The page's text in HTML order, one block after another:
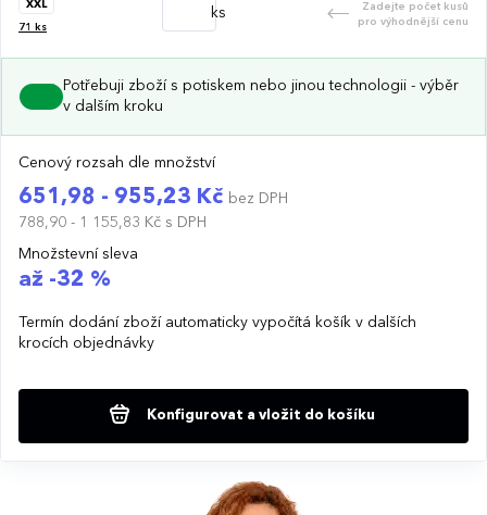
XXL
71 ks
ks
Zadejte počet kusů
pro výhodnější cenu
Potřebuji zboží s potiskem nebo jinou technologii - výběr
v dalším kroku
Cenový rozsah dle množství
651,98 - 955,23 Kč bez DPH
788,90 - 1 155,83 Kč s DPH
Množstevní sleva
až -32 %
Termín dodání zboží automaticky vypočítá košík v dalších
krocích objednávky
Konfigurovat a vložit do košíku